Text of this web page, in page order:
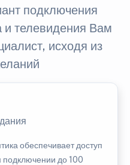
подключения
и телевидения Вам
исходя из
обеспечивает доступ
подключении до 100